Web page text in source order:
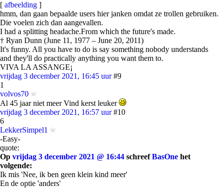
[ afbeelding ]
hmm, dan gaan bepaalde users hier janken omdat ze trollen gebruiken.
Die voelen zich dan aangevallen.
I had a splitting headache.From which the future's made.
† Ryan Dunn (June 11, 1977 – June 20, 2011)
It's funny. All you have to do is say something nobody understands
and they'll do practically anything you want them to.
VIVA LA ASSANGE¡
vrijdag 3 december 2021, 16:45 uur #9
1
volvos70
Al 45 jaar niet meer Vind kerst leuker
vrijdag 3 december 2021, 16:57 uur #10
6
LekkerSimpel1
-Easy-
quote:
Op vrijdag 3 december 2021 @ 16:44 schreefBasOne het
volgende:
Ik mis 'Nee, ik ben geen klein kind meer'
En de optie 'anders'